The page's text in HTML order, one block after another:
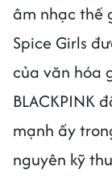
âm nhạc thế
Spice Girls
của văn hóa
BLACKPINK
mạnh ấy
nguyên kỹ